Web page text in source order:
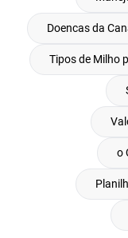
Doencas da
Tipos de Milho
o